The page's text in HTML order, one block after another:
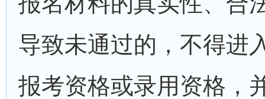
导致未通过的，不得进
报考资格或录用资格，